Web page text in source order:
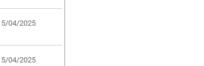
04/2025
04/2025